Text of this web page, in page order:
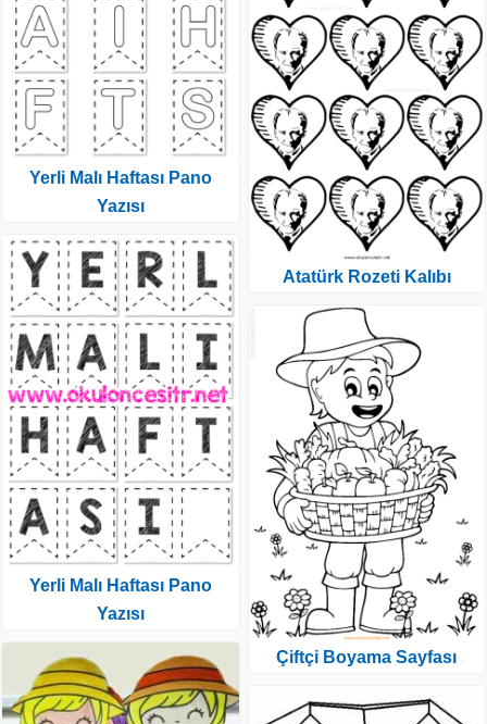
Yerli Malı Haftası Pano
Yazısı
Yerli Malı Haftası Pano
Yazısı
Atatürk Rozeti Kalıbı
Çiftçi Boyama Sayfası